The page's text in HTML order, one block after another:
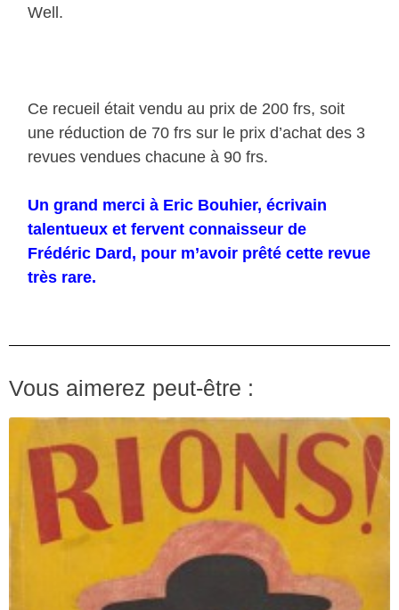
Well.
Ce recueil était vendu au prix de 200 frs, soit
une réduction de 70 frs sur le prix d’achat des 3
revues vendues chacune à 90 frs.
Un grand merci à Eric Bouhier, écrivain
talentueux et fervent connaisseur de
Frédéric Dard, pour m’avoir prêté cette revue
très rare.
Vous aimerez peut-être :